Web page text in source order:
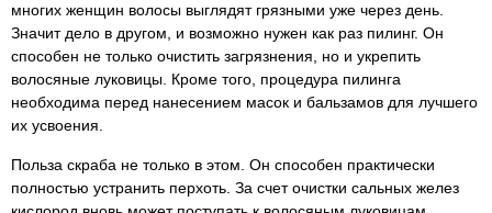
многих женщин волосы выглядят грязными уже через день.
Значит дело в другом, и возможно нужен как раз пилинг. Он
способен не только очистить загрязнения, но и укрепить
волосяные луковицы. Кроме того, процедура пилинга
необходима перед нанесением масок и бальзамов для лучшего
их усвоения.
Польза скраба не только в этом. Он способен практически
полностью устранить перхоть. За счет очистки сальных желез